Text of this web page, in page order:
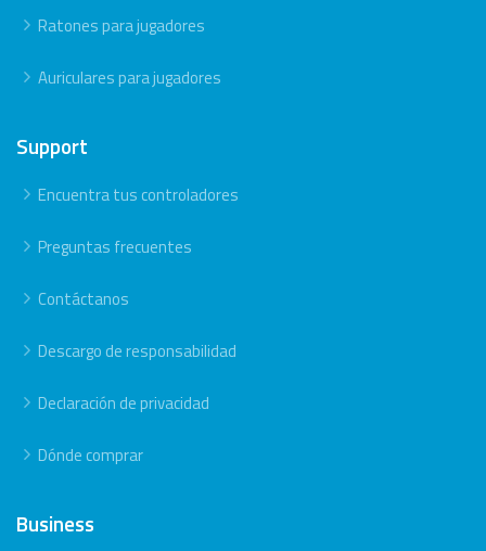
Ratones para jugadores
Auriculares para jugadores
Support
Encuentra tus controladores
Preguntas frecuentes
Contáctanos
Descargo de responsabilidad
Declaración de privacidad
Dónde comprar
Business